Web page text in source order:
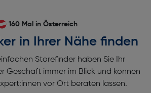
160 Mal in Österreich
in Ihrer Nähe finden
Storefinder haben Sie Ihr
Geschäft immer im Blick und können
vor Ort beraten lassen.